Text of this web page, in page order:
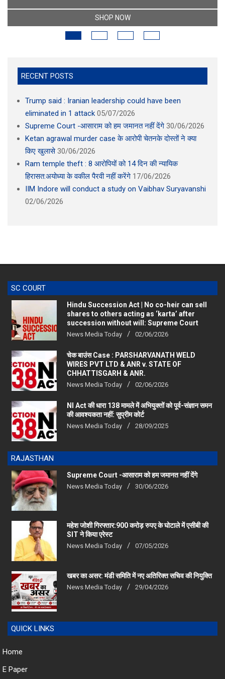
eliminated in 1 attack 05/07/2026
Supreme Court -आसाराम को हम जमानत नहीं देंगे
Ketan agrawal murder case के आरोपी चेतनके दोस्तों ने क्या
किए खुलासे 30/06/2026
Ram temple theft : 8 आरोपियों को 14 दिन की न्यायिक
हिरासत:अयोध्या के वकील पैरवी नहीं करेंगे 17/06/2026
IIM Indore will conduct a study on Vaibhav Suryavanshi
02/06/2026
shares to others acting as ‘karta’ after
succession without will: Supreme Court
News Media Today 02/06/2026
WIRES PVT LTD & ANR v. STATE OF
CHHATTISGARH & ANR.
News Media Today 02/06/2026
की आवश्यकता नहीं: सुप्रीम कोर्ट
News Media Today 28/09/2025
News Media Today 30/06/2026
SIT ने किया एरेस्‍ट
News Media Today
News Media Today 29/04/2026
E Paper
Advocate Vipul Sharma Bagra